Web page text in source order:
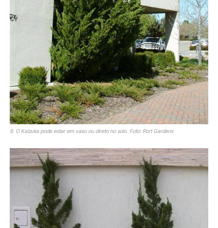
9. O Kaizuka pode estar em vaso ou direto no solo. Foto: Port Gardens